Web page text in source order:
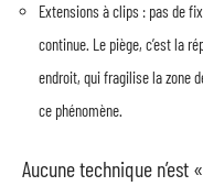
Extensions à clips : pas de
continue. Le piège, c’est la
endroit, qui fragilise la zone
ce phénomène.
Aucune technique n’est